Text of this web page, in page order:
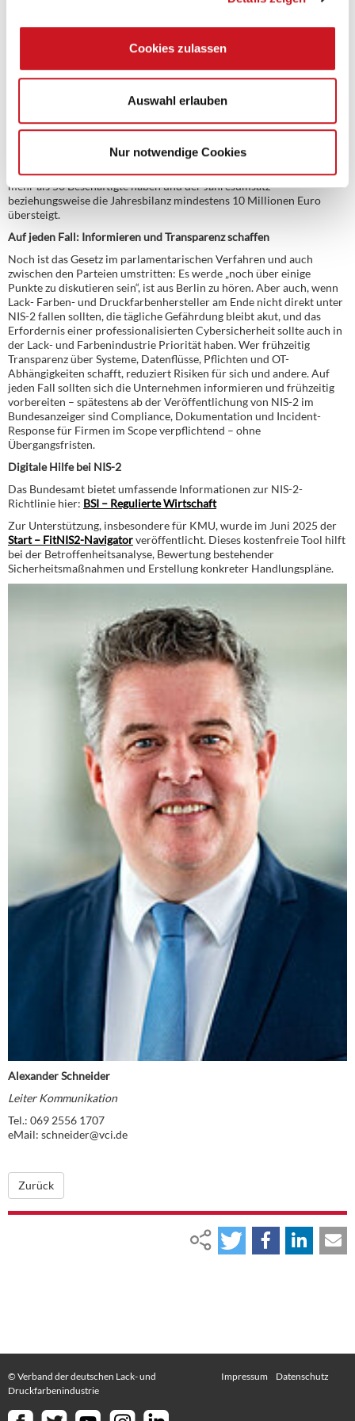
Cookies zulassen
Auswahl erlauben
Nur notwendige Cookies
Genehmigungsverfahren. Die Bußgeldvorschriften bei Verstößen
Praxis gefordert. Auch Kosten, Bürokratielast und das Risiko von
Gesetzentwurf nun klarer werde, welche Unternehmen aus der
einzustufen sind. Dies dürfte vor allem kleinere Unternehmen
angepasst werden, fordert der VCI. Die EU-Richtlinie sieht vor, dass
Unternehmen nur dann unter die NIS-2-Richtlinie fallen, wenn sie
mehr als 50 Beschäftigte haben und der Jahresumsatz
beziehungsweise die Jahresbilanz mindestens 10 Millionen Euro
übersteigt.
Auf jeden Fall: Informieren und Transparenz schaffen
Noch ist das Gesetz im parlamentarischen Verfahren und auch
zwischen den Parteien umstritten: Es werde „noch über einige
Punkte zu diskutieren sein“, ist aus Berlin zu hören. Aber auch, wenn
Lack- Farben- und Druckfarbenhersteller am Ende nicht direkt unter
NIS-2 fallen sollten, die tägliche Gefährdung bleibt akut, und das
Erfordernis einer professionalisierten Cybersicherheit sollte auch in
der Lack- und Farbenindustrie Priorität haben. Wer frühzeitig
Transparenz über Systeme, Datenflüsse, Pflichten und OT-
Abhängigkeiten schafft, reduziert Risiken für sich und andere. Auf
jeden Fall sollten sich die Unternehmen informieren und frühzeitig
vorbereiten – spätestens ab der Veröffentlichung von NIS-2 im
Bundesanzeiger sind Compliance, Dokumentation und Incident-
Response für Firmen im Scope verpflichtend – ohne
Übergangsfristen.
Digitale Hilfe bei NIS-2
Das Bundesamt bietet umfassende Informationen zur NIS-2-
Richtlinie hier: BSI – Regulierte Wirtschaft
Zur Unterstützung, insbesondere für KMU, wurde im Juni 2025 der
Start – FitNIS2-Navigatorveröffentlicht. Dieses kostenfreie Tool hilft
bei der Betroffenheitsanalyse, Bewertung bestehender
Sicherheitsmaßnahmen und Erstellung konkreter Handlungspläne.
Alexander Schneider
Leiter Kommunikation
Tel.: 069 2556 1707
eMail: schneider@vci.de
Zurück
© Verband der deutschen Lack- und
Druckfarbenindustrie
Impressum Datenschutz